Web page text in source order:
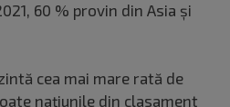
60 % provin din Asia şi
cea mai mare rată de
naţiunile din clasament